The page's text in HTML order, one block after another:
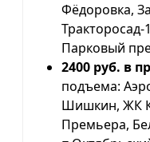
Фёдоровка,
Тракторосад-
Парковый
2400 руб. в
подъема:
Шишкин, ЖК
Премьера,